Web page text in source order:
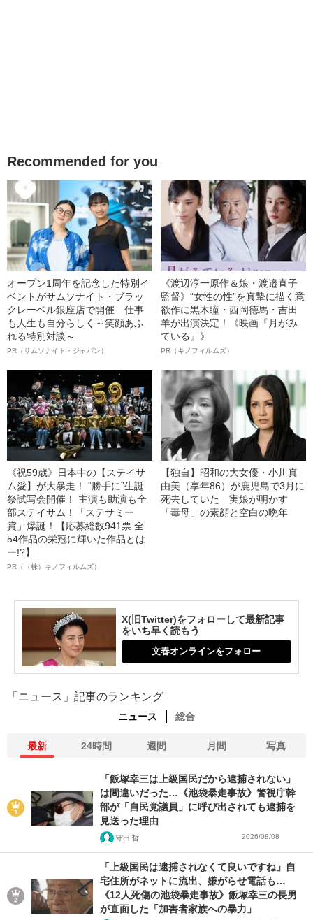
Recommended for you
オープン1周年を記念した特別イ
ベントがサムソナイト・ブラッ
クレーベル銀座店で開催 仕事
も人生も自分らしく～笑顔あふ
れる特別対談～
PR（サムソナイト・ジャパン）
《渡辺淳一原作＆娘・渡邉直子
監督》“女性の性”を真摯に描く意
欲作に黒木瞳・西岡德馬・吉田
羊が出演決定！《映画『月がみ
ている』》
PR（キノフィルムズ）
《祝59歳》日本中の【ステイサ
ム愛】が大暴走！ “勝手に”生誕
祭試写会開催！ 主演も助演も全
部ステイサム！「ステサミー
賞」爆誕！【応募総数941票 全
54作品の栄冠に輝いた作品とは
ー!?】
PR（（株）キノフィルムズ）
【独自】昭和の大女優・小川真
由美（享年86）が鹿児島で3月に
死去していた 実娘が明かす
「毒母」の素顔と空白の晩年
X(旧Twitter)をフォローして最新記事
をいち早く読もう
文春オンラインをフォロー
「ニュース」記事のランキング
ニュース 総合
最新 24時間 週間 月間 写真
「飯塚幸三は上級国民だから逮捕されない」
は間違いだった…《池袋暴走事故》警視庁幹
部が「自民党議員」に呼び出されても逮捕を
見送った理由
守田 哲 2026/08/08
「上級国民は逮捕されなくて良いですね」自
宅住所がネットに流出、嫌がらせ電話も…
《12人死傷の池袋暴走事故》飯塚幸三の長男
が直面した「加害者家族への暴力」